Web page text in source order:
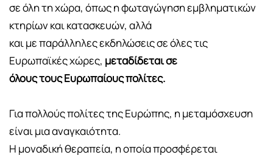
σε όλη τη χώρα, όπως η φωταγώγηση εμβληματικών
κτηρίων και κατασκευών, αλλά
και με παράλληλες εκδηλώσεις σε όλες τις
Ευρωπαϊκές χώρες, μεταδίδεται σε
όλους τους Ευρωπαίους πολίτες.
Για πολλούς πολίτες της Ευρώπης, η μεταμόσχευση
είναι μια αναγκαιότητα.
Η μοναδική θεραπεία, η οποία προσφέρεται